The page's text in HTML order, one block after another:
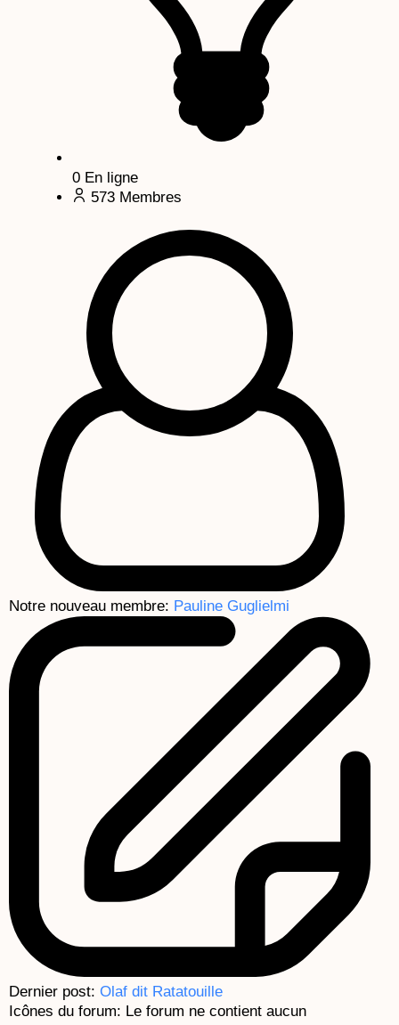
0 En ligne
573 Membres
Notre nouveau membre: Pauline Guglielmi
Dernier post: Olaf dit Ratatouille
Icônes du forum: Le forum ne contient aucun